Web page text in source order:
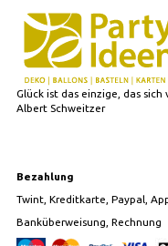
Glück ist das einzige, das
Albert Schweitzer
Bezahlung
Twint, Kreditkarte, Paypal,
Banküberweisung, Rechnung